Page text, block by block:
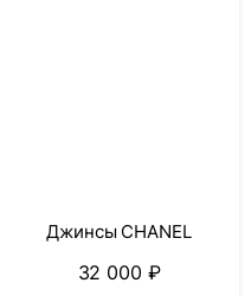
Джинсы CHANEL
32 000 ₽